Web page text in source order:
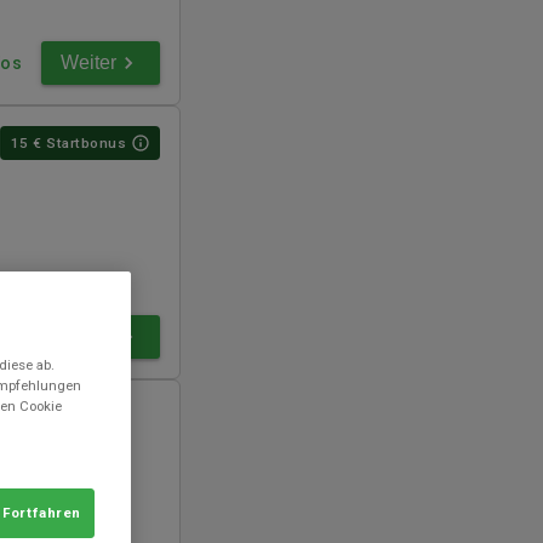
Weiter
15 € Startbonus
ab.
Cookie